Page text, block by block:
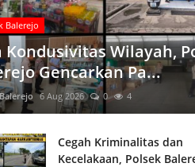
Balerejo
Kondusivitas Wilayah,
Gencarkan Pa...
6 Aug 2026 0 4
Cegah Kriminalitas dan
Kecelakaan, Polsek